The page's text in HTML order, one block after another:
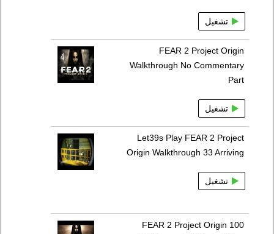
تشغيل
FEAR 2 Project Origin
Walkthrough No Commentary
Part
تشغيل
Let39s Play FEAR 2 Project
Origin Walkthrough 33 Arriving
تشغيل
FEAR 2 Project Origin 100